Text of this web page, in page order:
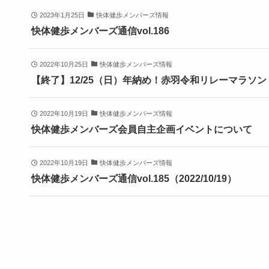
2023年1月25日 快体健歩メンバーズ情報
快体健歩メンバーズ通信vol.186
2022年10月25日 快体健歩メンバーズ情報
【終了】12/25（日）年納め！赤羽令和リレーマラソン
2022年10月19日 快体健歩メンバーズ情報
快体健歩メンバーズ会員自主企画イベントについて
2022年10月19日 快体健歩メンバーズ情報
快体健歩メンバーズ通信vol.185（2022/10/19）